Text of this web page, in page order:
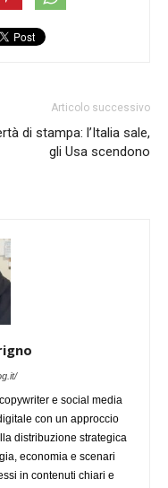
Articolo successivo
di stampa: l’Italia sale,
gli Usa scendono
e social media
con un approccio
distribuzione strategica
economia e scenari
in contenuti chiari e